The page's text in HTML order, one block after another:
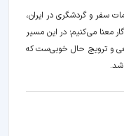
سفر و گردشگری در ایران،
معنا می‌کنیم؛ در این مسیر‍
و ترویج حال خوبی‌ست که